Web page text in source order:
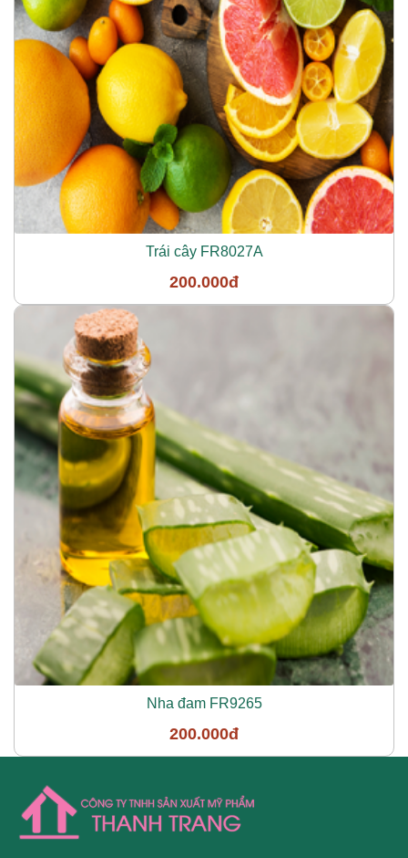
Trái cây FR8027A
200.000đ
Nha đam FR9265
200.000đ